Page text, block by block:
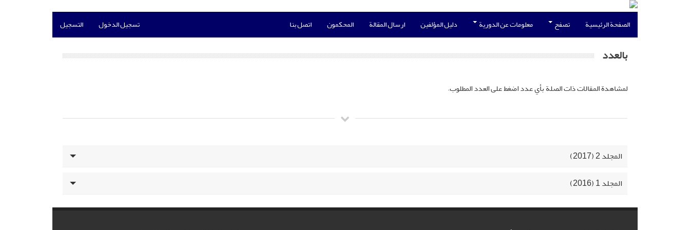
الصفحة الرئيسية تصفح معلومات عن الدورية دليل المؤلفين ارسال المقالة المحكمون اتصل بنا تسجيل الدخول التسجيل
بالعدد
لمشاهدة المقالات ذات الصلة بأي عدد اضغط على العدد المطلوب.
المجلد 2 (2017)
المجلد 1 (2016)